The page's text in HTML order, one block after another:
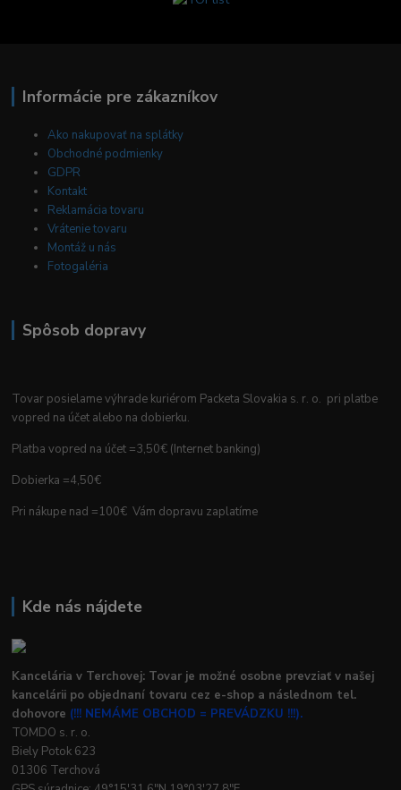
Informácie pre zákazníkov
Ako nakupovať na splátky
Obchodné podmienky
GDPR
Kontakt
Reklamácia tovaru
Vrátenie tovaru
Montáž u nás
Fotogaléria
Spôsob dopravy
Tovar posielame výhrade kuriérom Packeta Slovakia s. r. o. pri platbe
vopred na účet alebo na dobierku.
Platba vopred na účet =3,50€ (Internet banking)
Dobierka =4,50€
Pri nákupe nad =100€ Vám dopravu zaplatíme
Kde nás nájdete
Kancelária v Terchovej: Tovar je možné osobne prevziať v našej
kancelárii po objednaní tovaru cez e-shop a následnom tel.
dohovore (!!! NEMÁME OBCHOD = PREVÁDZKU !!!).
TOMDO s. r. o.
Biely Potok 623
01306 Terchová